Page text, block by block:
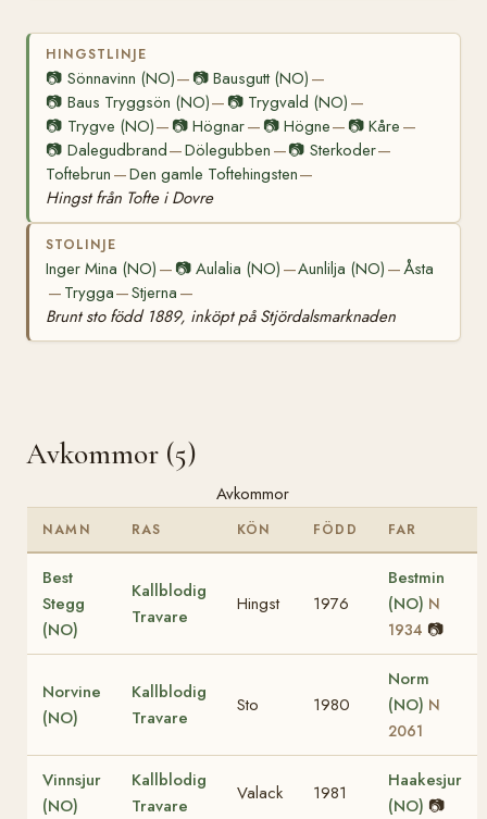
HINGSTLINJE
📷 Sönnavinn (NO)— 📷Bausgutt (NO) —
📷 Baus Tryggsön (NO)— 📷 Trygvald (NO) —
📷 Trygve (NO)— 📷Högnar— 📷 Högne— 📷 Kåre —
📷 Dalegudbrand—Dölegubben —📷 Sterkoder—
Toftebrun —Den gamle Toftehingsten—
Hingst från Tofte i Dovre
STOLINJE
Inger Mina (NO) — 📷Aulalia (NO) —Aunlilja (NO) —Åsta
— Trygga—Stjerna —
Brunt sto född 1889, inköpt på Stjördalsmarknaden
Avkommor (5)
Avkommor
NAMN RAS KÖN FÖDD FAR
Best
Stegg
(NO)
Kallblodig
Travare
Hingst 1976
Bestmin
(NO) N
1934 📷
Norvine
(NO)
Kallblodig
Travare
Sto 1980
Norm
(NO) N
2061
Vinnsjur
(NO)
Kallblodig
Travare
Valack 1981
Haakesjur
(NO) 📷